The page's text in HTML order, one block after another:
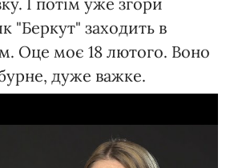
"Беркут" заходить в
Оце моє 18 лютого. Воно
дуже важке.